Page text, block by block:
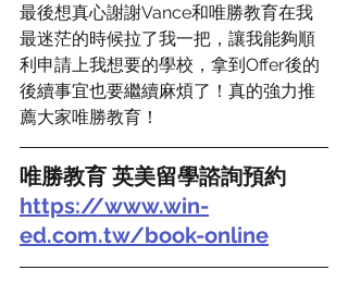
最後想真心謝謝Vance和唯勝教育在我
最迷茫的時候拉了我一把，讓我能夠順
利申請上我想要的學校，拿到Offer後的
後續事宜也要繼續麻煩了！真的強力推
薦大家唯勝教育！
唯勝教育 英美留學諮詢預約
https://www.win-
ed.com.tw/book-online